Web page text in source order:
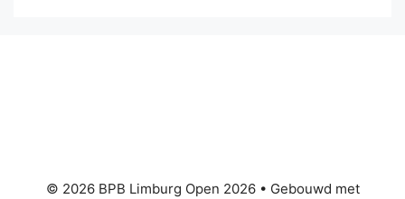
© 2026 BPB Limburg Open 2026• Gebouwd met